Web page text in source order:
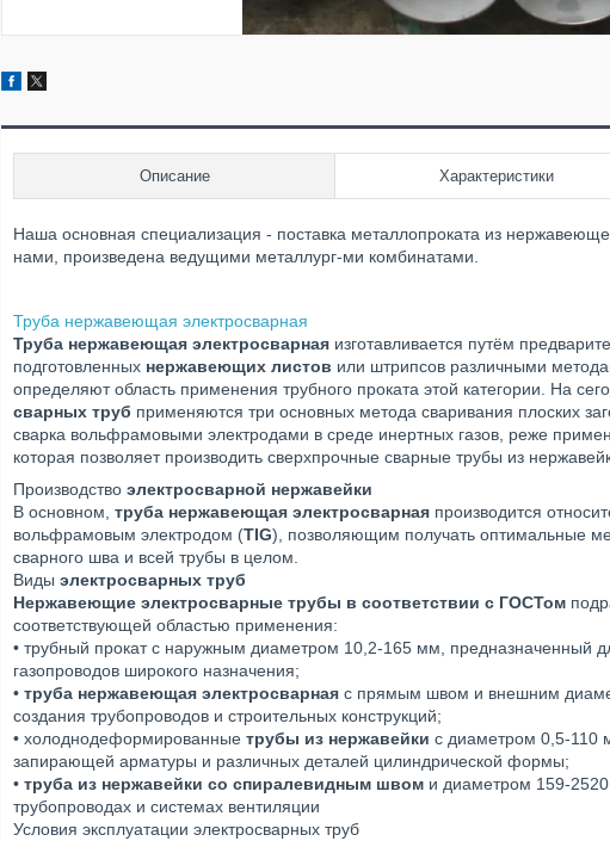
Описание Характеристики
Наша основная специализация - поставка металлопроката из
нами, произведена ведущими металлург-ми комбинатами.
Труба нержавеющая электросварная
Труба нержавеющая электросварная изготавливается путём
подготовленных нержавеющих листов или штрипсов различными
определяют область применения трубного проката этой категории. На
сварных труб применяются три основных метода сваривания плоских
сварка вольфрамовыми электродами в среде инертных газов, реже
которая позволяет производить сверхпрочные сварные трубы из
Производство электросварной нержавейки
В основном, труба нержавеющая электросварная производится
вольфрамовым электродом (TIG), позволяющим получать оптимальные
сварного шва и всей трубы в целом.
Виды электросварных труб
Нержавеющие электросварные трубы в соответствии с ГОСТом
соответствующей областью применения:
• трубный прокат с наружным диаметром 10,2-165 мм, предназначенный
газопроводов широкого назначения;
• труба нержавеющая электросварная с прямым швом и внешним
создания трубопроводов и строительных конструкций;
• холоднодеформированные трубы из нержавейки с диаметром 0,5-110
запирающей арматуры и различных деталей цилиндрической формы;
• труба из нержавейки со спиралевидным швом и диаметром 159-
трубопроводах и системах вентиляции
Условия эксплуатации электросварных труб